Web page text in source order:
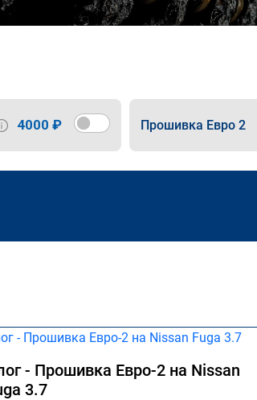
4000 ₽ Прошивка Евро 2
- Прошивка Евро-2 на Nissan
3.7